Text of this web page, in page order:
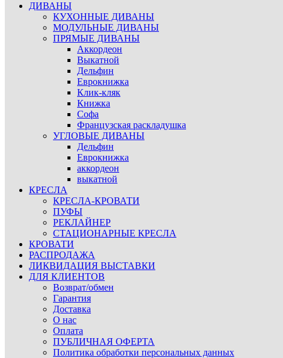
ДИВАНЫ
КУХОННЫЕ ДИВАНЫ
МОДУЛЬНЫЕ ДИВАНЫ
ПРЯМЫЕ ДИВАНЫ
Аккордеон
Выкатной
Дельфин
Еврокнижка
Клик-кляк
Книжка
Софа
Французская раскладушка
УГЛОВЫЕ ДИВАНЫ
Дельфин
Еврокнижка
аккордеон
выкатной
КРЕСЛА
КРЕСЛА-КРОВАТИ
ПУФЫ
РЕКЛАЙНЕР
СТАЦИОНАРНЫЕ КРЕСЛА
КРОВАТИ
РАСПРОДАЖА
ЛИКВИДАЦИЯ ВЫСТАВКИ
ДЛЯ КЛИЕНТОВ
Возврат/обмен
Гарантия
Доставка
О нас
Оплата
ПУБЛИЧНАЯ ОФЕРТА
Политика обработки персональных данных